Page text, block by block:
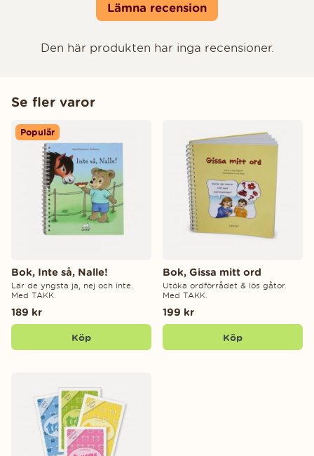
Lämna recension
Den här produkten har inga recensioner.
Se fler varor
Populär
Bok, Inte så, Nalle!
Lär de yngsta ja, nej och inte.
Med TAKK.
189 kr
Köp
Bok, Gissa mitt ord
Utöka ordförrådet & lös gåtor.
Med TAKK.
199 kr
Köp